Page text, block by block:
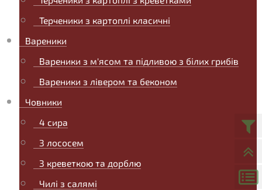
Терченики з картоплі класичні
Вареники
Вареники з м'ясом та підливою з білих грибів
Вареники з лівером та беконом
Човники
4 сира
З лососем
З креветкою та дорблю
Чилі з салямі